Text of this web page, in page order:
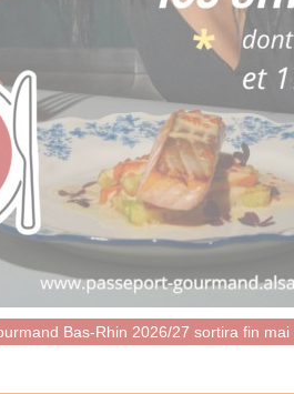
Bas-Rhin 2026/27 sortira fin mai